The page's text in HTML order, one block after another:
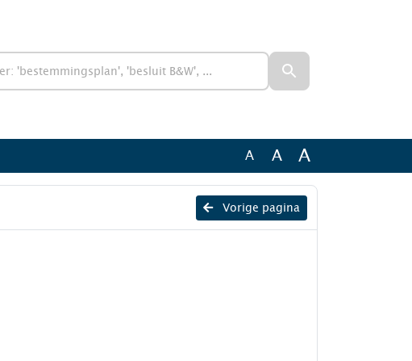
A A A
Vorige pagina